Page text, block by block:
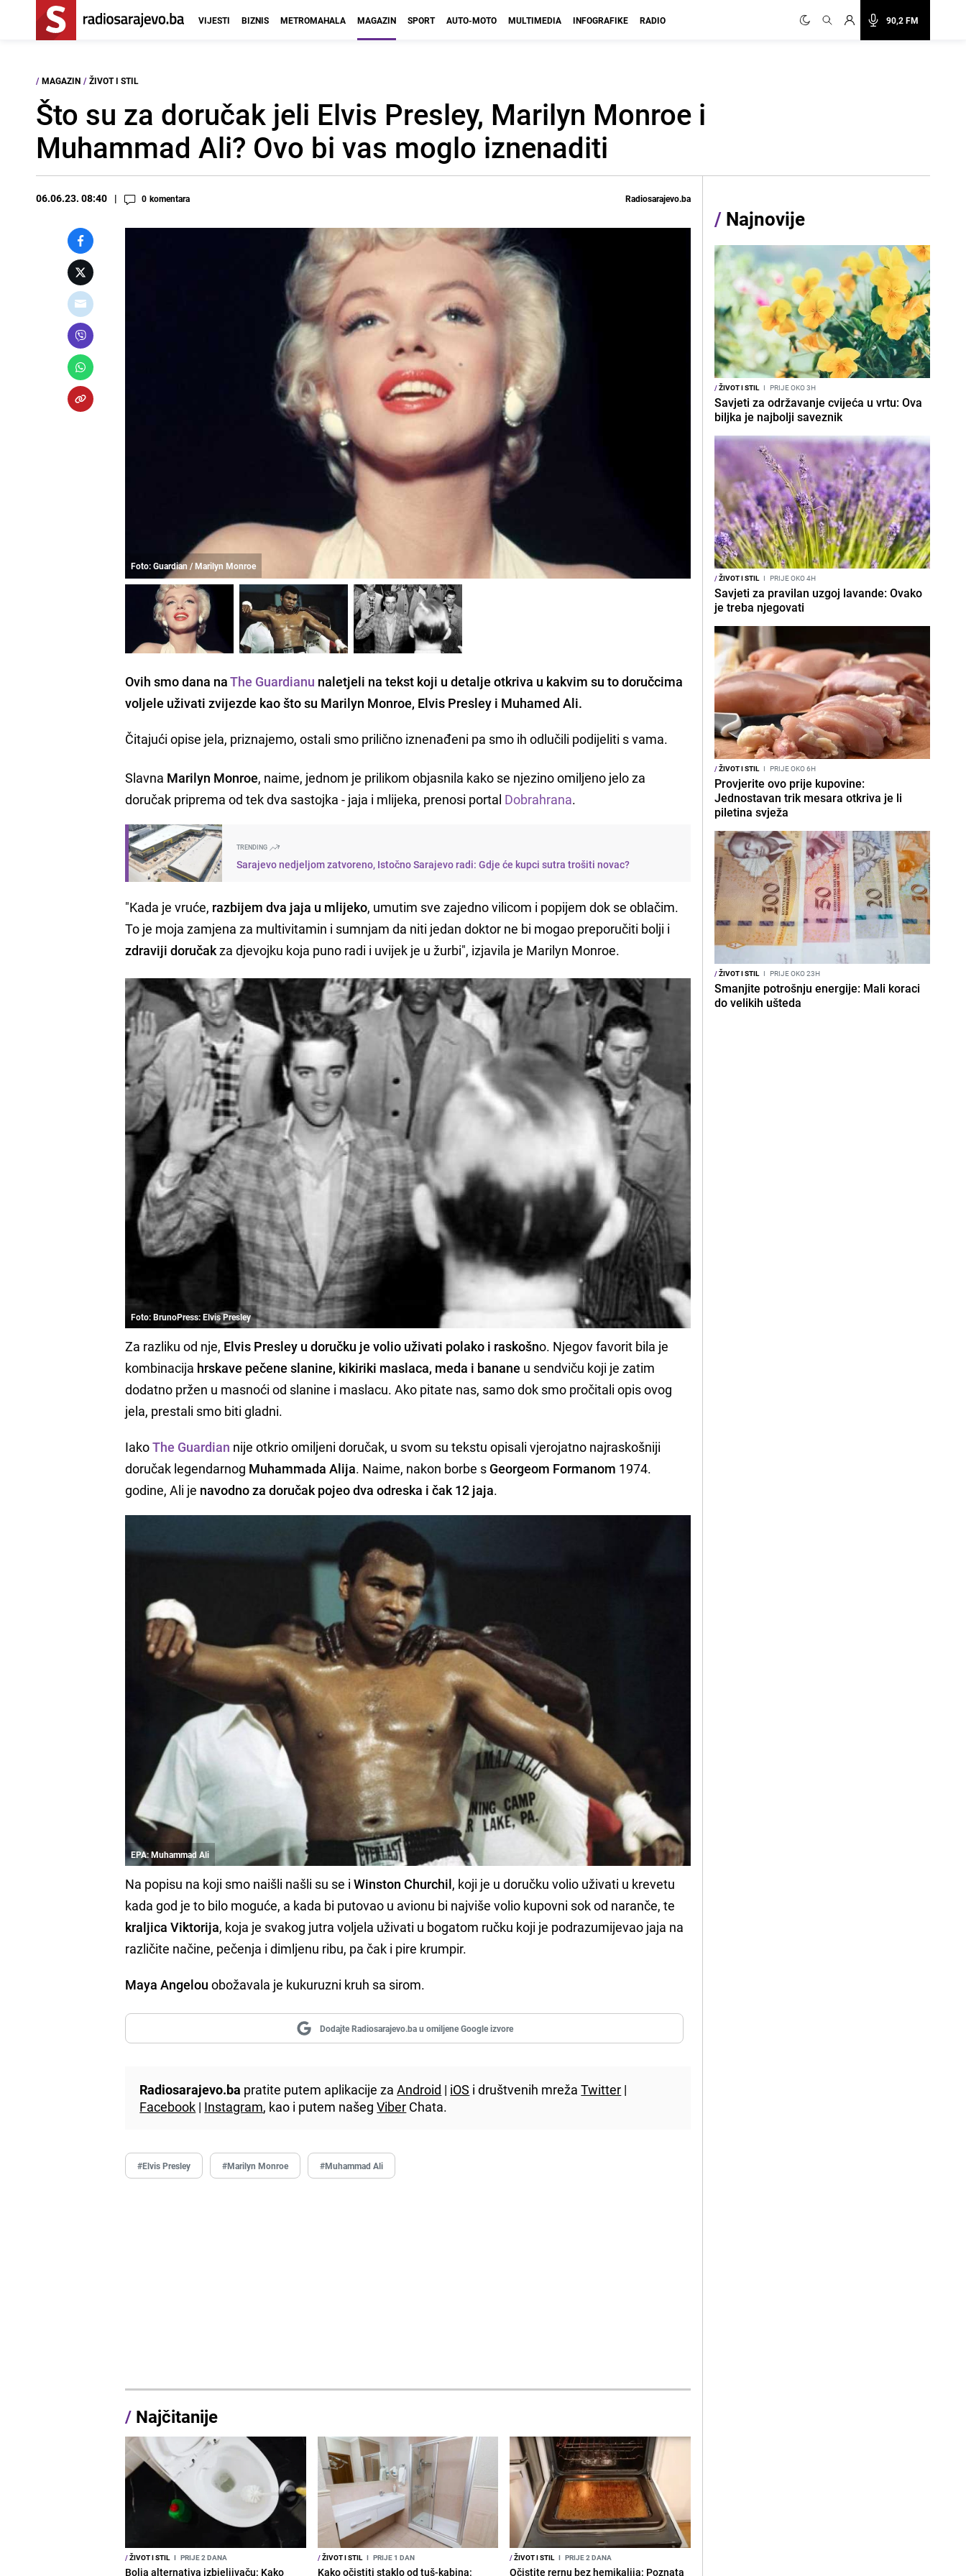
90,2 FM
VIJESTI BIZNIS METROMAHALA MAGAZIN SPORT AUTO-MOTO MULTIMEDIA INFOGRAFIKE RADIO
/ MAGAZIN / ŽIVOT I STIL
Što su za doručak jeli Elvis Presley, Marilyn Monroe i
Muhammad Ali? Ovo bi vas moglo iznenaditi
06.06.23. 08:40 0 komentara Radiosarajevo.ba
Foto: Guardian / Marilyn Monroe
Ovih smo dana naThe Guardianu naletjeli na tekst koji u detalje otkriva u kakvim su to doručcima
voljele uživati zvijezde kao što su Marilyn Monroe, Elvis Presley i Muhamed Ali.
Čitajući opise jela, priznajemo, ostali smo prilično iznenađeni pa smo ih odlučili podijeliti s vama.
Slavna Marilyn Monroe, naime, jednom je prilikom objasnila kako se njezino omiljeno jelo za
doručak priprema od tek dva sastojka - jaja i mlijeka, prenosi portal Dobrahrana.
TRENDING
Sarajevo nedjeljom zatvoreno, Istočno Sarajevo radi: Gdje će kupci sutra trošiti novac?
"Kada je vruće, razbijem dva jaja u mlijeko, umutim sve zajedno vilicom i popijem dok se oblačim.
To je moja zamjena za multivitamin i sumnjam da niti jedan doktor ne bi mogao preporučiti bolji i
zdraviji doručakza djevojku koja puno radi i uvijek je u žurbi", izjavila je Marilyn Monroe.
Foto: BrunoPress: Elvis Presley
Za razliku od nje, Elvis Presley u doručku je volio uživati polako i raskošno. Njegov favorit bila je
kombinacija hrskave pečene slanine, kikiriki maslaca, meda i banane u sendviču koji je zatim
dodatno pržen u masnoći od slanine i maslacu. Ako pitate nas, samo dok smo pročitali opis ovog
jela, prestali smo biti gladni.
IakoThe Guardian nije otkrio omiljeni doručak, u svom su tekstu opisali vjerojatno najraskošniji
doručak legendarnog Muhammada Alija. Naime, nakon borbe s Georgeom Formanom 1974.
godine, Ali je navodno za doručak pojeo dva odreska i čak 12 jaja.
EPA: Muhammad Ali
Na popisu na koji smo naišli našli su se iWinston Churchil, koji je u doručku volio uživati u krevetu
kada god je to bilo moguće, a kada bi putovao u avionu bi najviše volio kupovni sok od naranče, te
kraljica Viktorija, koja je svakog jutra voljela uživati u bogatom ručku koji je podrazumijevao jaja na
različite načine, pečenja i dimljenu ribu, pa čak i pire krumpir.
Maya Angelou obožavala je kukuruzni kruh sa sirom.
Dodajte Radiosarajevo.ba u omiljene Google izvore
Radiosarajevo.ba pratite putem aplikacije zaAndroid | iOS i društvenih mrežaTwitter |
Facebook | Instagram, kao i putem našegViber Chata.
#Elvis Presley #Marilyn Monroe #Muhammad Ali
/ Najčitanije
/ŽIVOT I STIL I PRIJE 2 DANA
Bolja alternativa izbjeljivaču: Kako
/ŽIVOT I STIL I PRIJE 1 DAN
Kako očistiti staklo od tuš-kabina:
/ŽIVOT I STIL I PRIJE 2 DANA
Očistite rernu bez hemikalija: Poznata
/ Najnovije
/ŽIVOT I STIL I PRIJE OKO 3H
Savjeti za održavanje cvijeća u vrtu: Ova
biljka je najbolji saveznik
/ŽIVOT I STIL I PRIJE OKO 4H
Savjeti za pravilan uzgoj lavande: Ovako
je treba njegovati
/ŽIVOT I STIL I PRIJE OKO 6H
Provjerite ovo prije kupovine:
Jednostavan trik mesara otkriva je li
piletina svježa
/ŽIVOT I STIL I PRIJE OKO 23H
Smanjite potrošnju energije: Mali koraci
do velikih ušteda